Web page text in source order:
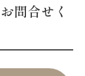
問合せく